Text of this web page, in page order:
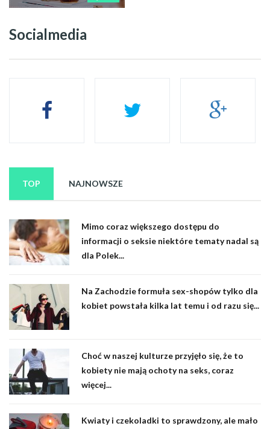
Socialmedia
TOP
Mimo coraz większego dostępu do
informacji o seksie niektóre tematy nadal są
dla Polek...
Na Zachodzie formuła sex-shopów tylko dla
kobiet powstała kilka lat temu i od razu się...
Choć w naszej kulturze przyjęło się, że to
kobiety nie mają ochoty na seks, coraz
więcej...
Kwiaty i czekoladki to sprawdzony, ale mało
NAJNOWSZE